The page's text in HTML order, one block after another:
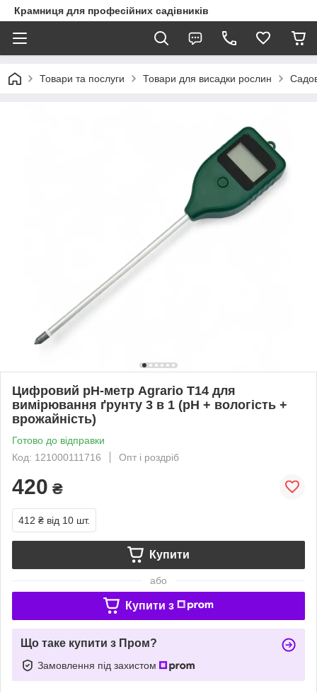
Крамниця для професійних садівників
Товари та послуги Товари для висадки рослин
Цифровий рН-метр Agrario Т14 для
вимірювання ґрунту 3 в 1 (рН + вологість +
врожайність)
Готово до відправки
Код: 121000111716
Опт і роздріб
420 ₴
412 ₴ від 10 шт.
Купити
або
Купити з
Що таке купити з Пром?
Замовлення під захистом